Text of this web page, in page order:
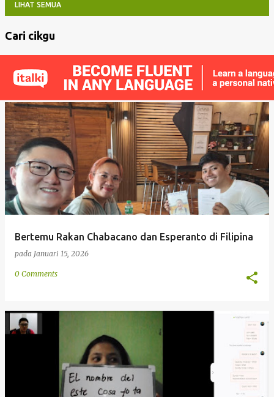
LIHAT SEMUA
a
t
a
n
Cari cikgu
Bertemu Rakan Chabacano dan Esperanto di Filipina
pada Januari 15, 2026
0 Comments